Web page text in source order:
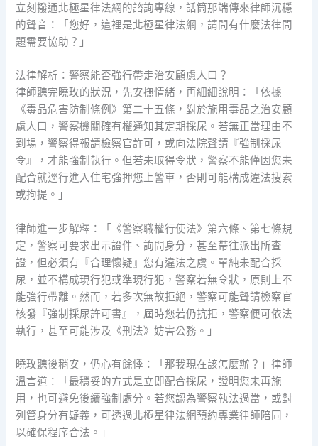
立刻撥通北極星律法網的諮詢專線，話筒那端傳來律師沉穩
的聲音：「您好，這裡是北極星律法網，請問有什麼法律問
題需要協助？」
法律解析：警察能否強行帶走治安顧慮人口？
律師聽完曉玫的狀況，先安撫情緒，再細細說明：「依據
《毒品危害防制條例》第二十五條，對於施用毒品之治安顧
慮人口，警察機關確有權通知其定期採尿。若無正當理由不
到場，警察得報請檢察官許可，或向法院聲請『強制採尿
令』，才能強制執行。但若未取得令狀，警察不能僅因您未
配合就逕行進入住宅強押您上警車，否則可能構成違法搜索
或拘提。」
律師進一步解釋：「《警察職權行使法》第六條、第七條規
定，警察可要求出示證件、詢問身分，甚至帶往派出所查
證，但必須有『合理懷疑』您有違法之虞。單純未配合採
尿，並不構成現行犯或準現行犯，警察若無令狀，原則上不
能強行帶離。然而，若多次無故拒絕，警察可能聲請檢察官
核發『強制採尿許可書』，屆時您若仍抗拒，警察便可依法
執行，甚至可能涉及《刑法》妨害公務。」
曉玫聽後稍安，仍心有餘悸：「那我現在該怎麼辦？」律師
溫言道：「最穩妥的方式是立即配合採尿，證明您未再施
用，也可避免後續強制處分。若您認為警察執法過當，或對
列管身分有疑義，可透過北極星律法網預約專業律師陪同，
以確保程序合法。」